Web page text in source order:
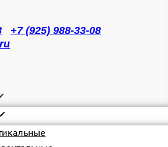
+7 (925) 988-33-08